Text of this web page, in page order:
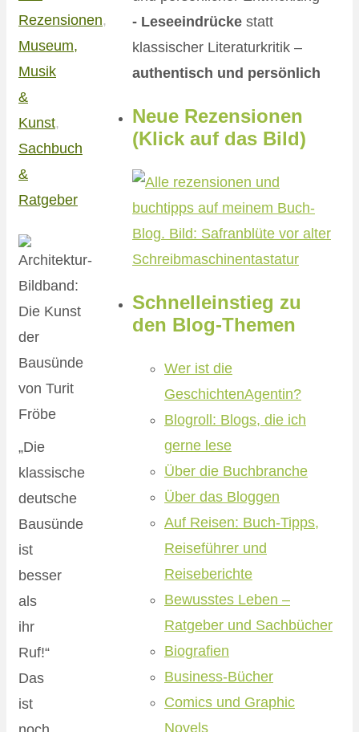
Rezensionen,
Museum,
Musik
&
Kunst,
Sachbuch
&
Ratgeber
„Die
klassische
deutsche
Bausünde
ist
besser
als
ihr
Ruf!“
Das
ist
- Leseeindrücke statt
klassischer Literaturkritik –
authentisch und persönlich
Neue Rezensionen
(Klick auf das Bild)
Schnelleinstieg zu
den Blog-Themen
Wer ist die
GeschichtenAgentin?
Blogroll: Blogs, die ich
gerne lese
Über die Buchbranche
Über das Bloggen
Auf Reisen: Buch-Tipps,
Reiseführer und
Reiseberichte
Bewusstes Leben –
Ratgeber und Sachbücher
Biografien
Business-Bücher
Comics und Graphic
Novels